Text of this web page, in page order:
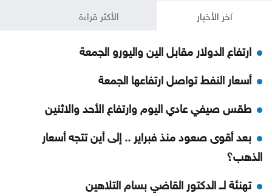
آخر الأخبار الأكثر قراءة
ارتفاع الدولار مقابل الين واليورو الجمعة
أسعار النفط تواصل ارتفاعها الجمعة
طقس صيفي عادي اليوم وارتفاع الأحد والاثنين
بعد أقوى صعود منذ فبراير .. إلى أين تتجه أسعار
الذهب؟
تهنئة لــ الدكتور القاضي بسام التلاهين